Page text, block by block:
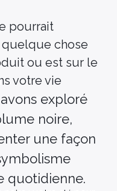
pourrait
chose
ou est sur le
votre vie
exploré
noire,
une façon
quotidienne.